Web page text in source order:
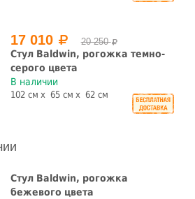
17 010 20 250
Стул Baldwin, рогожка темно-
серого цвета
В наличии
102 см 65 см 62 см
Стул Baldwin, рогожка
бежевого цвета